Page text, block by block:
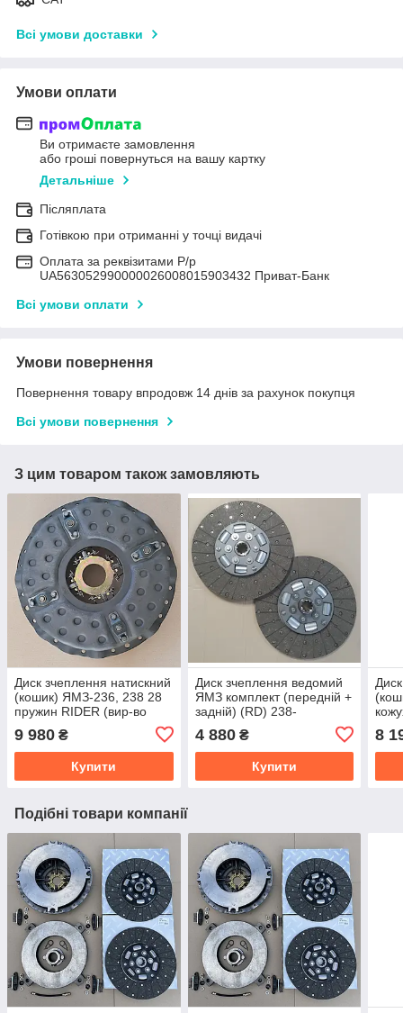
Всі умови доставки
Умови оплати
Ви отримаєте замовлення
або гроші повернуться на вашу картку
Детальніше
Післяплата
Готівкою при отриманні у точці видачі
Оплата за реквізитами Р/р
UA563052990000026008015903432 Приват-Банк
Всі умови оплати
Умови повернення
Повернення товару впродовж 14 днів за рахунок покупця
Всі умови повернення
З цим товаром також замовляють
Диск зчеплення натискний
(кошик) ЯМЗ-236, 238 28
пружин RIDER (вир-во
Угорщина) 238-1601090
9 980 ₴
Купити
Диск зчеплення ведомий
ЯМЗ комплект (передній +
задній) (RD) 238-
4 880₴
Купити
8
Подібні товари компанії